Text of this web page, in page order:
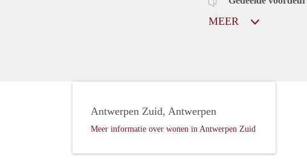
MEER
Antwerpen Zuid, Antwerpen
Meer informatie over wonen in Antwerpen Zuid